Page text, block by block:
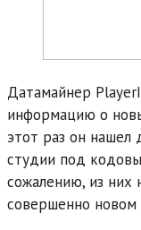
Датамайнер
информацию о
этот раз он
студии под
сожалению, из них
совершенно новом